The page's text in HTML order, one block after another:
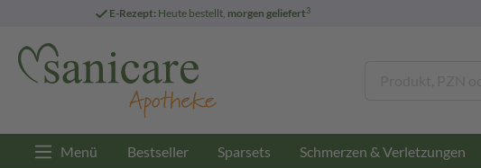
E-Rezept: Heute bestellt, morgen geliefert3
Menü Bestseller Sparsets Schmerzen & Verletzungen